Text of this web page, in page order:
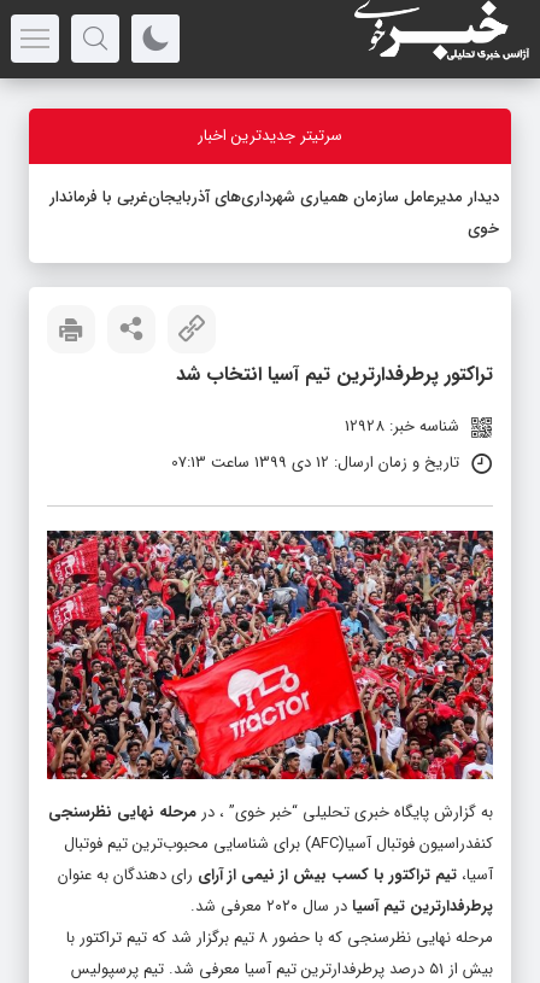
سرتیتر جدیدترین اخبار
دیدار مدیرعامل سازمان همیاری شهرداری‌های آذربایجان‌غربی با فرماندار
خوی
تراکتور پرطرفدارترین تیم آسیا انتخاب شد
شناسه خبر: 12928
تاریخ و زمان ارسال: 12 دی 1399 ساعت 07:13
به گزارش پایگاه خبری تحلیلی “خبر خوی” ، در مرحله نهایی نظرسنجی
کنفدراسیون فوتبال آسیا(AFC) برای شناسایی محبوب‌ترین تیم فوتبال
آسیا، تیم تراکتور با کسب بیش از نیمی از آرای رای دهندگان به عنوان
پرطرفدارترین تیم آسیادر سال ۲۰۲۰ معرفی شد.
مرحله نهایی نظرسنجی که با حضور ۸ تیم برگزار شد که تیم تراکتور با
بیش از ۵۱ درصد پرطرفدارترین تیم آسیا معرفی شد. تیم پرسپولیس